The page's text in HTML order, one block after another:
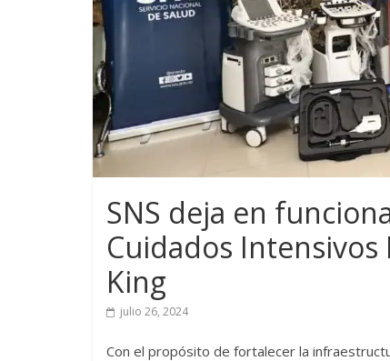
SNS deja en
Cuidados
King
julio 26, 2024
Con el propósito de fortalecer la